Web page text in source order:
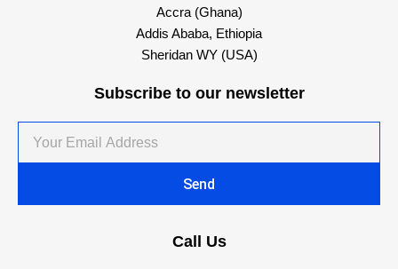
Accra (Ghana)
Addis Ababa, Ethiopia
Sheridan WY (USA)
Subscribe to our newsletter
Send
Call Us